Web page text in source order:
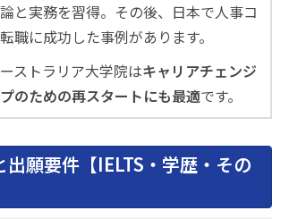
と実務を習得。その後、日本で人事コ
職に成功した事例があります。
ストラリア大学院はキャリアチェンジ
のための再スタートにも最適です。
願要件【IELTS・学歴・その